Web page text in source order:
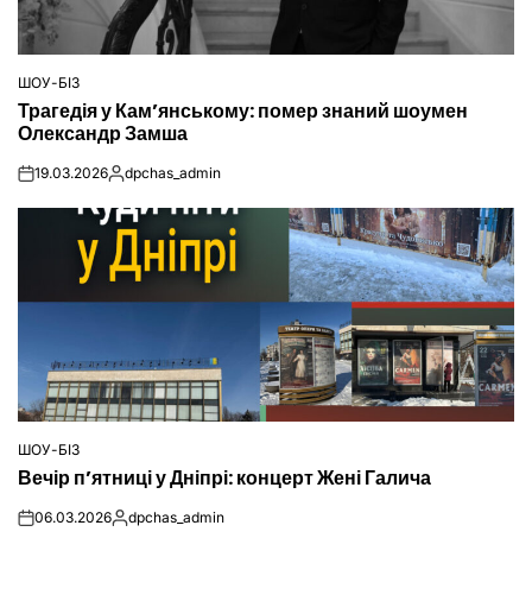
ОПУБЛІКУВАТИ
ШОУ-БІЗ
Трагедія у Кам’янському: помер знаний шоумен
Олександр Замша
on19.03.2026Опубліковано
dpchas_admin
ОПУБЛІКУВАТИ
У
ШОУ-БІЗ
Вечір п’ятниці у Дніпрі: концерт Жені Галича
on06.03.2026Опубліковано
dpchas_admin